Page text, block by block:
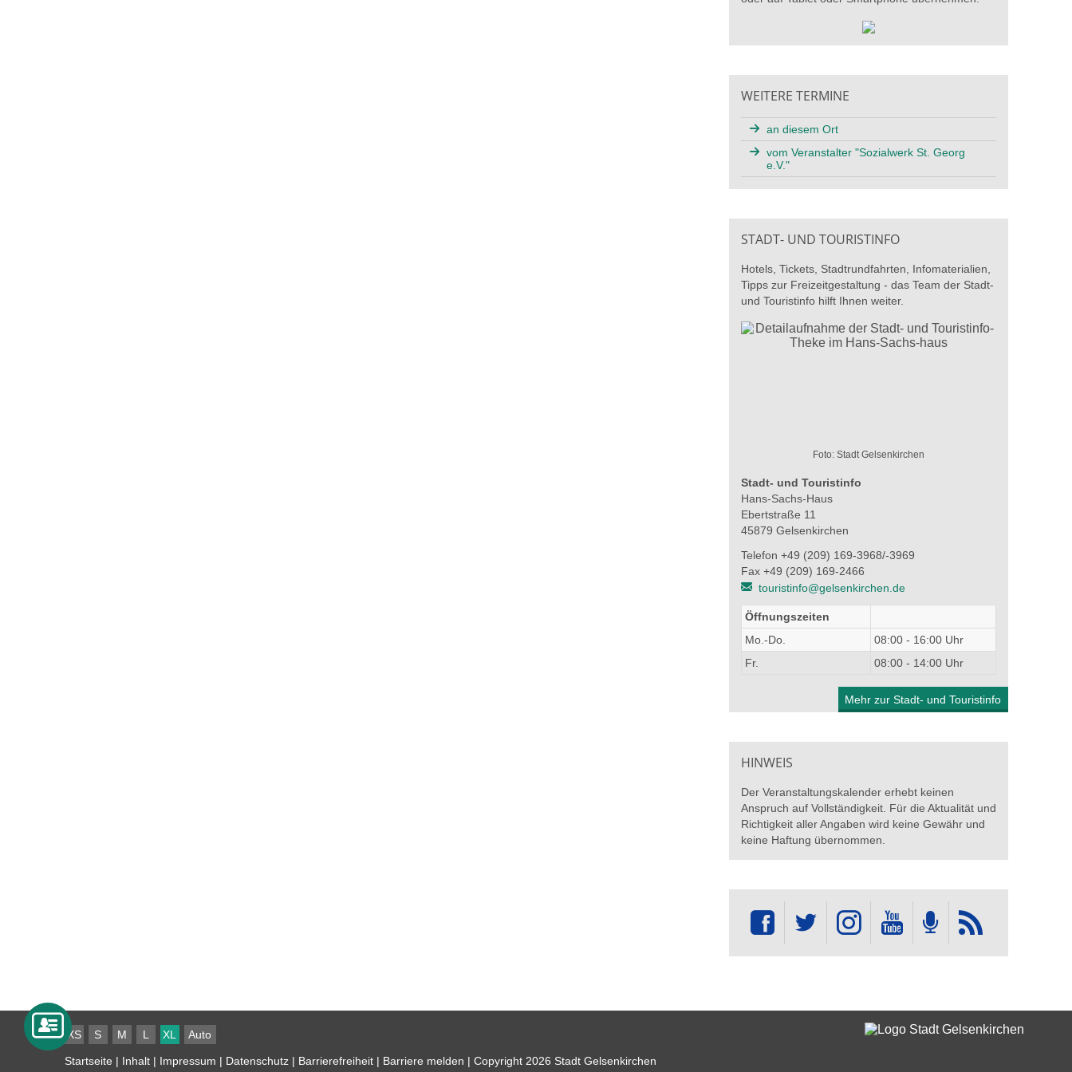
WEITERE TERMINE
an diesem Ort
vom Veranstalter "Sozialwerk St. Georg
e.V."
STADT- UND TOURISTINFO
Hotels, Tickets, Stadtrundfahrten, Infomaterialien,
Tipps zur Freizeitgestaltung - das Team der Stadt-
und Touristinfo hilft Ihnen weiter.
Foto: Stadt Gelsenkirchen
Stadt- und Touristinfo
Hans-Sachs-Haus
Ebertstraße 11
45879 Gelsenkirchen
Telefon +49 (209) 169-3968/-3969
Fax +49 (209) 169-2466
touristinfo@gelsenkirchen.de
Öffnungszeiten
Mo.-Do.
08:00 - 16:00 Uhr
Fr.
08:00 - 14:00 Uhr
Mehr zur Stadt- und Touristinfo
HINWEIS
Der Veranstaltungskalender erhebt keinen
Anspruch auf Vollständigkeit. Für die Aktualität und
Richtigkeit aller Angaben wird keine Gewähr und
keine Haftung übernommen.
XS S M L XL Auto
Startseite | Inhalt| Impressum | Datenschutz| Barrierefreiheit| Barriere melden | Copyright 2026 Stadt Gelsenkirchen